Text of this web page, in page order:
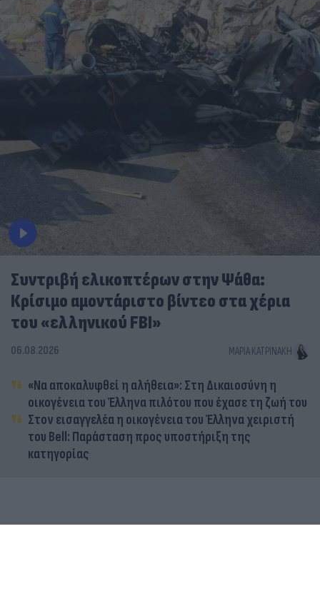
Συντριβή ελικοπτέρων στην Ψάθα:
Κρίσιμο αμοντάριστο βίντεο στα χέρια
του «ελληνικού FBI»
06.08.2026 ΜΑΡΊΑ ΚΑΤΡΙΝΆΚΗ
«Να αποκαλυφθεί η αλήθεια»: Στη Δικαιοσύνη η
οικογένεια του Έλληνα πιλότου που έχασε τη ζωή του
Στον εισαγγελέα η οικογένεια του Έλληνα χειριστή
του Bell: Παράσταση προς υποστήριξη της
κατηγορίας